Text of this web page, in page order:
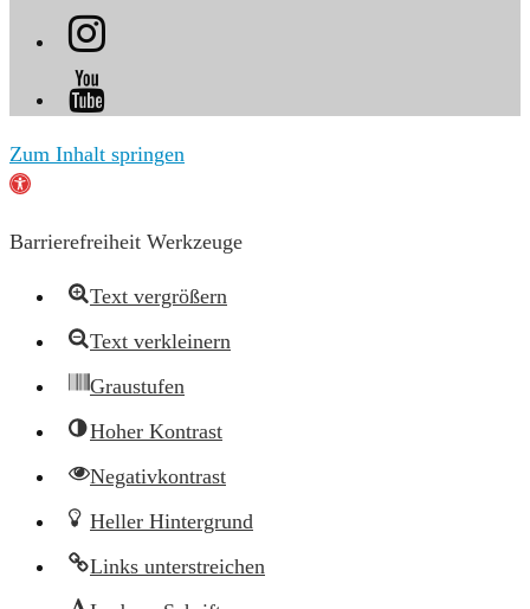
Zum Inhalt springen
Werkzeugleiste
Barrierefreiheit Werkzeuge
Text vergrößern
Text verkleinern
Graustufen
Hoher Kontrast
Negativkontrast
Heller Hintergrund
Links unterstreichen